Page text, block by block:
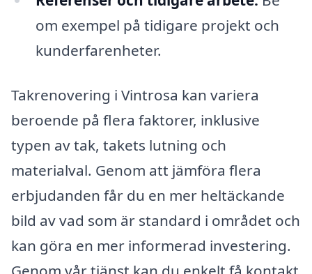
om exempel på tidigare projekt och
kunderfarenheter.
Takrenovering i Vintrosa kan variera
beroende på flera faktorer, inklusive
typen av tak, takets lutning och
materialval. Genom att jämföra flera
erbjudanden får du en mer heltäckande
bild av vad som är standard i området och
kan göra en mer informerad investering.